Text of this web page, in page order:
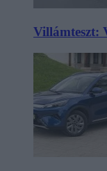
Villámteszt: